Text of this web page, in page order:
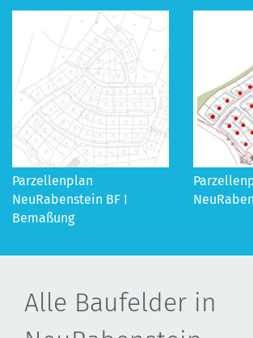
Parzellenplan
NeuRabenstein BF I
Bemaßung
Alle Baufelder in